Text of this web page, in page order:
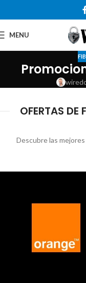
MENU
OFERTAS
Descubre las